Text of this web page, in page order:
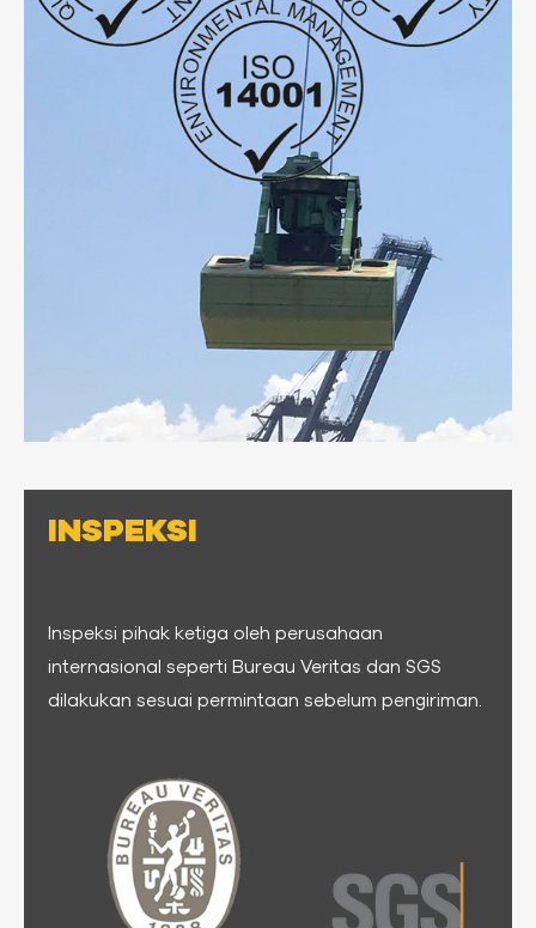
INSPEKSI
Inspeksi pihak ketiga oleh perusahaan
internasional seperti Bureau Veritas dan SGS
dilakukan sesuai permintaan sebelum pengiriman.